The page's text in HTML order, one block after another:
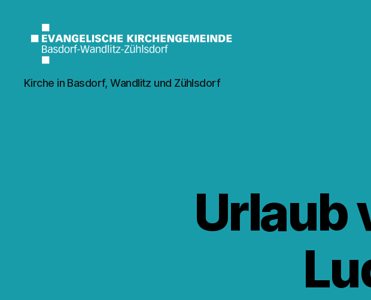
Kirche
Wandlitz
Kirche in Basdorf, Wandlitz und Zühlsdorf
Urlaub